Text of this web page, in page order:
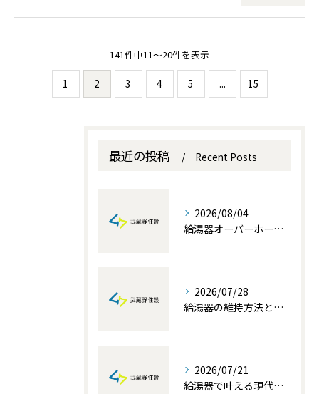
141件中11～20件を表示
1 2 3 4 5 ... 15
最近の投稿 Recent Posts
2026/08/04
給湯器オーバーホールを埼玉県で成功させる費用と業者選びのポイント解説
2026/07/28
給湯器の維持方法と自分でできる簡単メンテナンス術を徹底解説
2026/07/21
給湯器で叶える現代生活の快適性と埼玉県でお得に交換する補助金活用術